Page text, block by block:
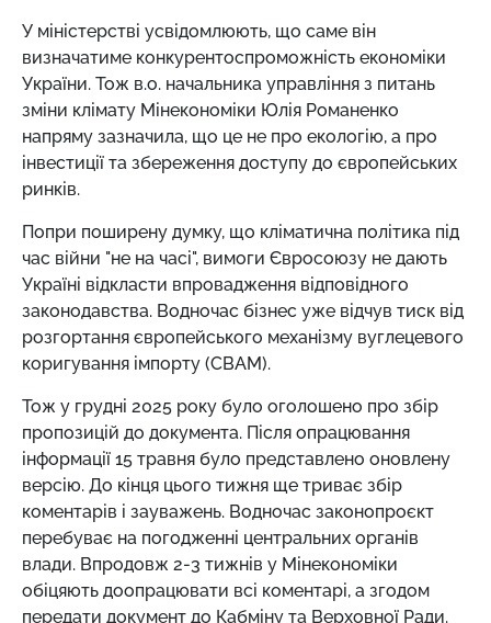
У міністерстві усвідомлюють, що саме він
визначатиме конкурентоспроможність економіки
України. Тож в.о. начальника управління з питань
зміни клімату Мінекономіки Юлія Романенко
напряму зазначила, що це не про екологію, а про
інвестиції та збереження доступу до європейських
ринків.
Попри поширену думку, що кліматична політика під
час війни "не на часі", вимоги Євросоюзу не дають
Україні відкласти впровадження відповідного
законодавства. Водночас бізнес уже відчув тиск від
розгортання європейського механізму вуглецевого
коригування імпорту (СВАМ).
Тож у грудні 2025 року було оголошено про збір
пропозицій до документа. Після опрацювання
інформації 15 травня було представлено оновлену
версію. До кінця цього тижня ще триває збір
коментарів і зауважень. Водночас законопроєкт
перебуває на погодженні центральних органів
влади. Впродовж 2-3 тижнів у Мінекономіки
обіцяють доопрацювати всі коментарі, а згодом
передати документ до Кабміну та Верховної Ради.